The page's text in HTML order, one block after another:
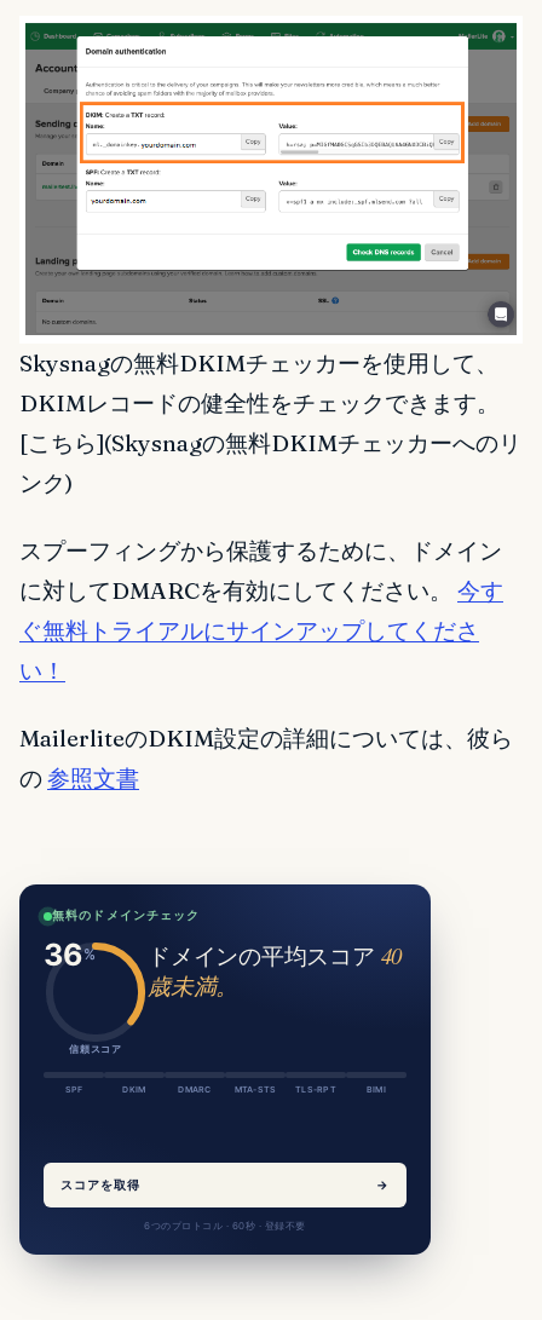
Skysnagの無料DKIMチェッカーを使用して、
DKIMレコードの健全性をチェックできます。
[こちら](Skysnagの無料DKIMチェッカーへのリ
ンク)
スプーフィングから保護するために、ドメイン
に対してDMARCを有効にしてください。 今す
ぐ無料トライアルにサインアップしてくださ
い！
MailerliteのDKIM設定の詳細については、彼ら
の参照文書
無料のドメインチェック
信頼スコア
ドメインの平均スコア 40
歳未満。
SPF DKIM DMARC MTA-STS TLS-RPT BIMI
スコアを取得 →
6つのプロトコル · 60秒 · 登録不要